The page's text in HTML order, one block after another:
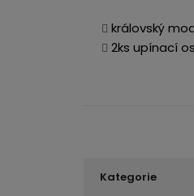
královský
2ks upínací
Kategorie